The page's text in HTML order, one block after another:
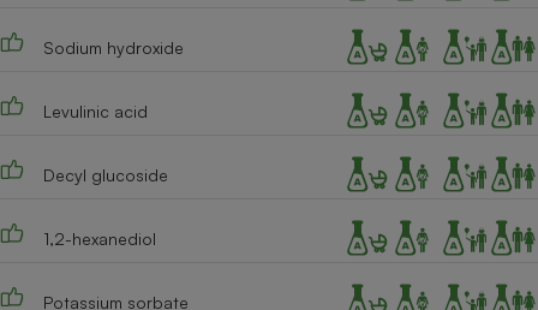
Sodium hydroxide
Levulinic acid
Decyl glucoside
1,2-hexanediol
Potassium sorbate